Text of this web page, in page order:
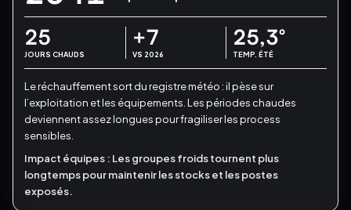
25
JOURS CHAUDS
+7
VS 2026
25,3°
TEMP. ÉTÉ
Le réchauffement sort du registre météo : il pèse sur
l’exploitation et les équipements. Les périodes chaudes
deviennent assez longues pour fragiliser les process
sensibles.
Impact équipes : Les groupes froids tournent plus
longtemps pour maintenir les stocks et les postes
exposés.